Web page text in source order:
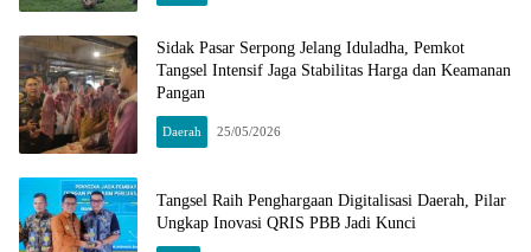
Sidak Pasar Serpong Jelang Iduladha, Pemkot
Tangsel Intensif Jaga Stabilitas Harga dan Keamanan
Pangan
Daerah 25/05/2026
Tangsel Raih Penghargaan Digitalisasi Daerah, Pilar
Ungkap Inovasi QRIS PBB Jadi Kunci